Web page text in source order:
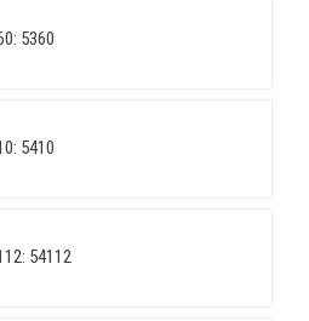
5360
5410
54112